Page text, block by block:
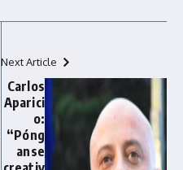
Next Article
Carlos
Aparici
o:
“Póng
anse